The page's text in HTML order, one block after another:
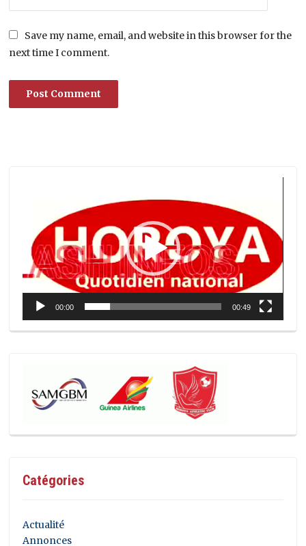
Save my name, email, and website in this browser for the
next time I comment.
00:00 00:49
Catégories
Actualité
Annonces